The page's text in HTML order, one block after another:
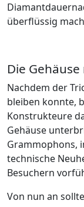
überflüssig
Die
Nachdem der
bleiben konnte,
Konstrukteure
Gehäuse
Grammophons,
technische
Besuchern
Von nun an